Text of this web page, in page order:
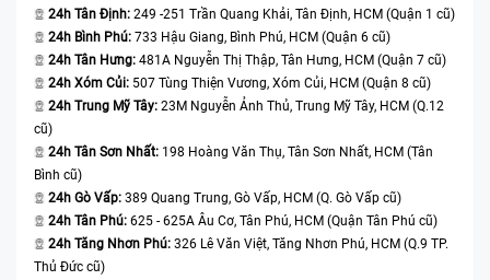
24h Tân Định: 249 -251 Trần Quang Khải, Tân Định, HCM (Quận 1 cũ)
24h Bình Phú: 733 Hậu Giang, Bình Phú, HCM (Quận 6 cũ)
24h Tân Hưng: 481A Nguyễn Thị Thập, Tân Hưng, HCM (Quận 7 cũ)
24h Xóm Củi: 507 Tùng Thiện Vương, Xóm Củi, HCM (Quận 8 cũ)
24h Trung Mỹ Tây: 23M Nguyễn Ảnh Thủ, Trung Mỹ Tây, HCM (Q.12
cũ)
24h Tân Sơn Nhất: 198 Hoàng Văn Thụ, Tân Sơn Nhất, HCM (Tân
Bình cũ)
24h Gò Vấp: 389 Quang Trung, Gò Vấp, HCM (Q. Gò Vấp cũ)
24h Tân Phú: 625 - 625A Âu Cơ, Tân Phú, HCM (Quận Tân Phú cũ)
24h Tăng Nhơn Phú: 326 Lê Văn Việt, Tăng Nhơn Phú, HCM (Q.9 TP.
Thủ Đức cũ)